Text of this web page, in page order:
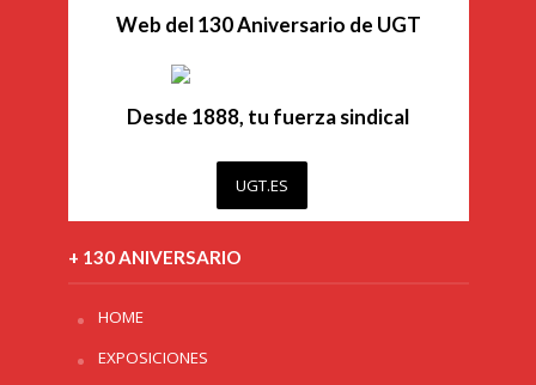
Web del 130 Aniversario de UGT
Desde 1888, tu fuerza sindical
UGT.ES
+ 130 ANIVERSARIO
HOME
EXPOSICIONES